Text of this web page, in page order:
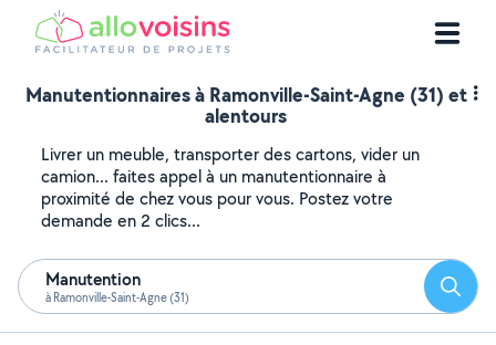
Manutentionnaires à Ramonville-Saint-Agne (31) et
alentours
Livrer un meuble, transporter des cartons, vider un
camion... faites appel à un manutentionnaire à
proximité de chez vous pour vous. Postez votre
demande en 2 clics...
Manutention
à Ramonville-Saint-Agne (31)